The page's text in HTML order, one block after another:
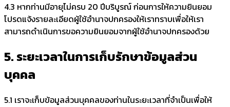
4.3 หากท่านมีอายุไม่ครบ 20 ปีบริบูรณ์ ก่อนการให้ความยินยอม
โปรดแจ้งรายละเอียดผู้ใช้อำนาจปกครองให้เราทราบเพื่อให้เรา
สามารถดำเนินการขอความยินยอมจากผู้ใช้อำนาจปกครองด้วย
5. ระยะเวลาในการเก็บรักษาข้อมูลส่วน
บุคคล
5.1 เราจะเก็บข้อมูลส่วนบุคคลของท่านในระยะเวลาที่จำเป็นเพื่อให้